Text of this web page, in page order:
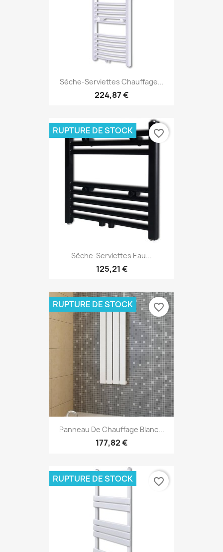
Sèche-Serviettes Chauffage...
224,87 €
Sèche-Serviettes Eau...
125,21 €
RUPTURE DE STOCK favorite_border
Panneau De Chauffage Blanc...
177,82 €
RUPTURE DE STOCK favorite_border
RUPTURE DE STOCK favorite_border